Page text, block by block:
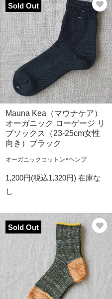
Sold Out
Mauna Kea（マウナケア）
オーガニック ローゲージ リ
ブソックス（23-25cm女性
向き）ブラック
オーガニックコットン×ヘンプ
1,200円(税込1,320円) 在庫な
し
Sold Out